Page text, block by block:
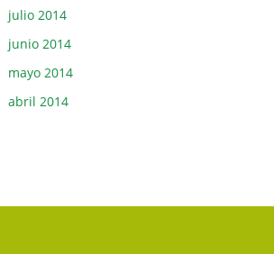
julio 2014
junio 2014
mayo 2014
abril 2014